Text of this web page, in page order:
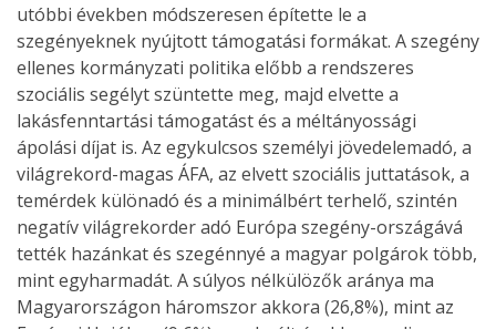
utóbbi években módszeresen építette le a
szegényeknek nyújtott támogatási formákat. A szegény
ellenes kormányzati politika előbb a rendszeres
szociális segélyt szüntette meg, majd elvette a
lakásfenntartási támogatást és a méltányossági
ápolási díjat is. Az egykulcsos személyi jövedelemadó, a
világrekord-magas ÁFA, az elvett szociális juttatások, a
temérdek különadó és a minimálbért terhelő, szintén
negatív világrekorder adó Európa szegény-országává
tették hazánkat és szegénnyé a magyar polgárok több,
mint egyharmadát. A súlyos nélkülözők aránya ma
Magyarországon háromszor akkora (26,8%), mint az